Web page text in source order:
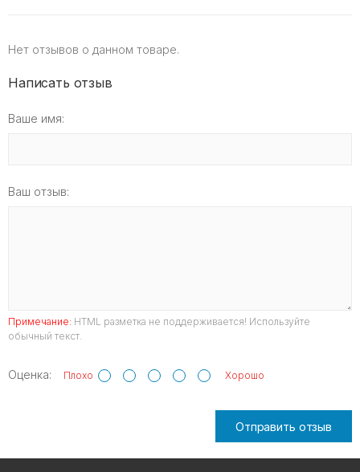
Нет отзывов о данном товаре.
Написать отзыв
Ваше имя:
Ваш отзыв:
Примечание: HTML разметка не поддерживается! Используйте
обычный текст.
Оценка: Плохо Хорошо
Отправить отзыв